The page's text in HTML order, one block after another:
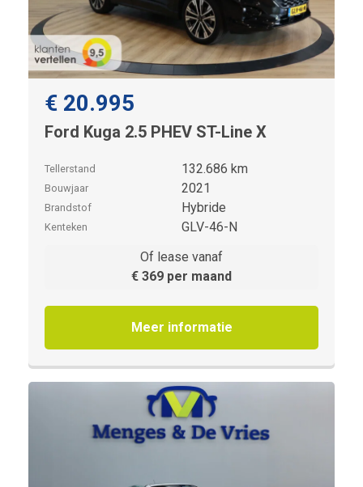
€ 20.995
Ford Kuga 2.5 PHEV ST-Line X
Tellerstand 132.686 km
Bouwjaar 2021
Brandstof Hybride
Kenteken
GLV-46-N
Of lease vanaf
€ 369 per maand
Meer informatie